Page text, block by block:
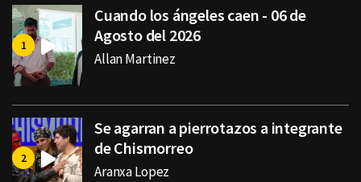
Cuando los ángeles caen - 06 de
Agosto del 2026
Allan Martinez
Se agarran a pierrotazos a integrante
de Chismorreo
Aranxa Lopez